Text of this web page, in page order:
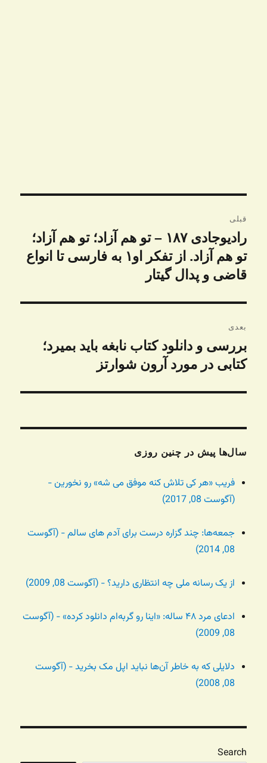
نوشته
قبلی
نوشته
قبلی:
رادیوجادی ۱۸۷ – تو هم آزاد؛ تو هم آزاد؛
تو هم آزاد. از تفکر او۱ به فارسی تا انواع
قاضی و پدال گیتار
بعدی
نوشته
بعدی:
بررسی و دانلود کتاب نابغه باید بمیرد؛
کتابی در مورد آرون شوارتز
سال‌ها پیش در چنین روزی
فریب «هر کی تلاش کنه موفق می شه» رو نخورین -
(آگوست 08, 2017)
جمعه‌ها: چند گزاره درست برای آدم های سالم - (آگوست
08, 2014)
از یک رسانه ملی چه انتظاری دارید؟ - (آگوست 08, 2009)
ادعای مرد ۴۸ ساله: «اینا رو گربه‌ام دانلود کرده» - (آگوست
08, 2009)
دلایلی که به خاطر آن‌ها نباید اپل مک بخرید - (آگوست
08, 2008)
Search